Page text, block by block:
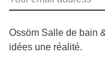
Ossöm Salle de bain
idées une réalité.